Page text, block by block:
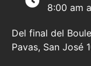
8:00 am
Del final del
Pavas, San José